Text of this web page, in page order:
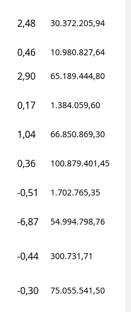
2,48 30.372.205,94
0,46 10.980.827,64
2,90 65.189.444,80
0,17 1.384.059,60
1,04 66.850.869,30
0,36 100.879.401,45
-0,51 1.702.765,35
-6,87 54.994.798,76
-0,44 300.731,71
-0,30 75.055.541,50